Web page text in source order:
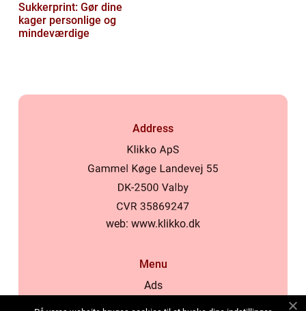
Sukkerprint: Gør dine
kager personlige og
mindeværdige
Address
web: www.klikko.dk
Menu
Ads